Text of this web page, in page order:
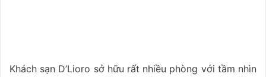
Khách sạn D’Lioro sở hữu rất nhiều phòng với tầm nhìn